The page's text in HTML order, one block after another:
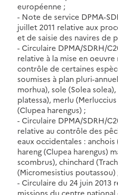
européenne ;
- Note de service DPMA-
juillet 2011 relative aux
et de saisie des navires de
- Circulaire DPMA/SDRH/
relative à la mise en
contrôle de certaines
soumises à plan pluri-
morhua), sole (Solea
platessa), merlu
(Clupea harengus) ;
- Circulaire DPMA/SDRH/
relative au contrôle des
eaux occidentales : anchois
hareng (Clupea harengus)
scombrus), chinchard
(Micromesistius poutassou)
- Circulaire du 24 juin 2013
missions du centre